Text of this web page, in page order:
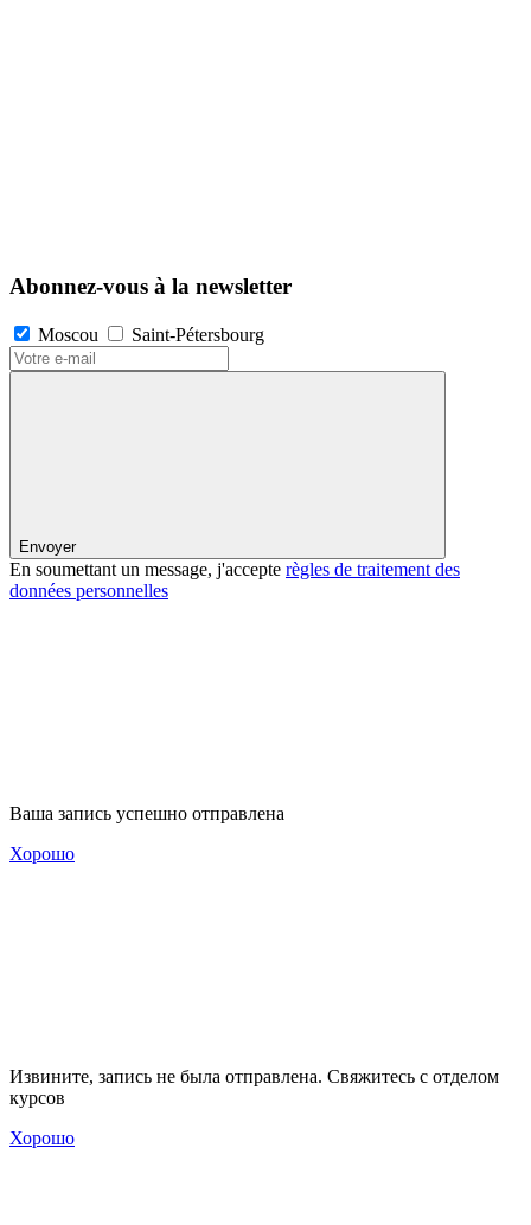
Abonnez-vous à la newsletter
Moscou Saint-Pétersbourg
Envoyer
En soumettant un message, j'accepte règles de traitement des
données personnelles
Ваша запись успешно отправлена
Хорошо
Извините, запись не была отправлена. Свяжитесь с отделом
курсов
Хорошо